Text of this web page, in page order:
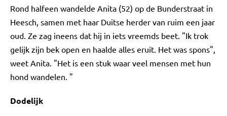
Rond halfeen wandelde Anita (52) op de Bunderstraat in
Heesch, samen met haar Duitse herder van ruim een jaar
oud. Ze zag ineens dat hij in iets vreemds beet. "Ik trok
gelijk zijn bek open en haalde alles eruit. Het was spons",
weet Anita. "Het is een stuk waar veel mensen met hun
hond wandelen. "
Dodelijk